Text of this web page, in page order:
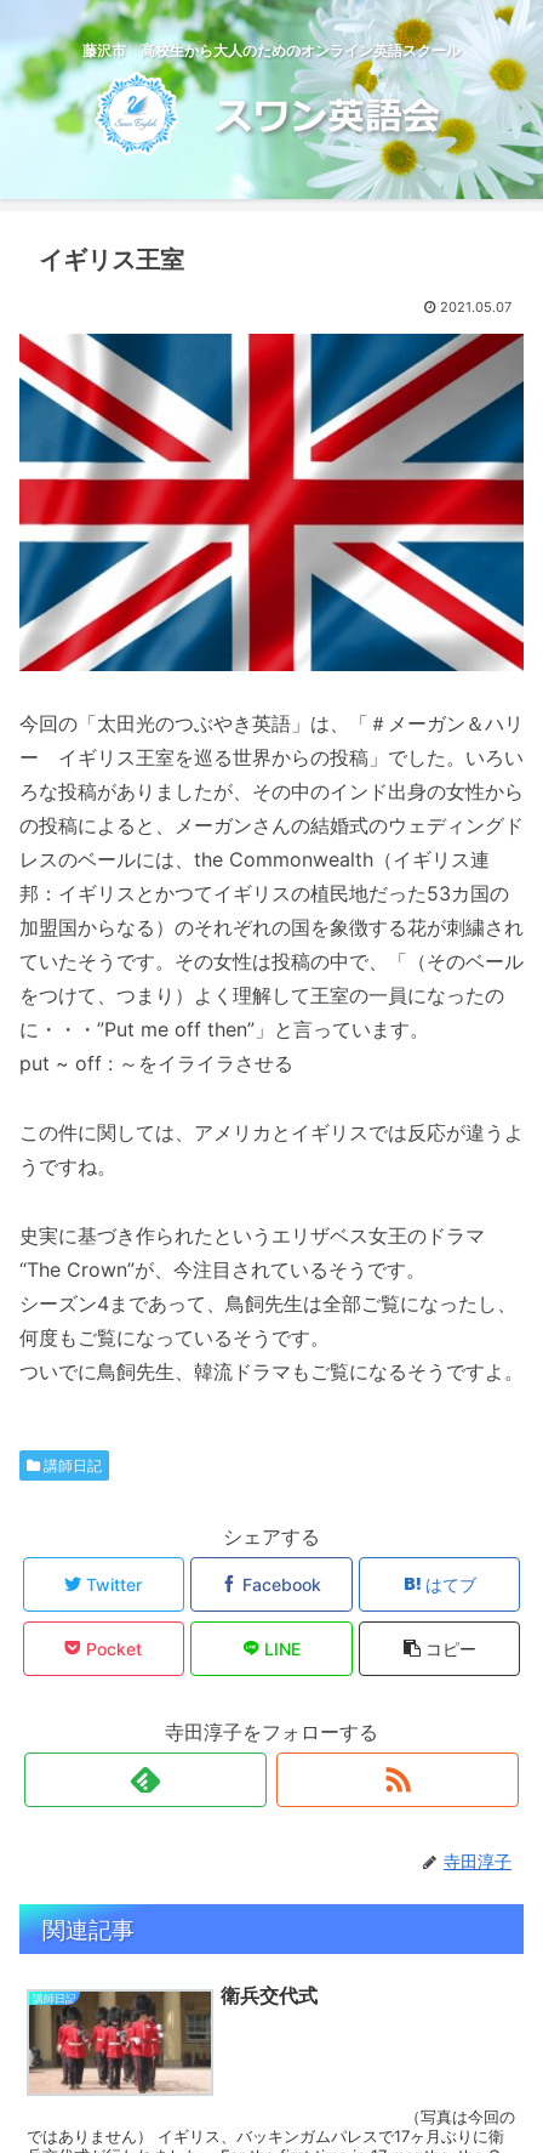
藤沢市 高校生から大人のためのオンライン英語スクール
イギリス王室
2021.05.07
今回の「太田光のつぶやき英語」は、「＃メーガン＆ハリ
ー イギリス王室を巡る世界からの投稿」でした。いろい
ろな投稿がありましたが、その中のインド出身の女性から
の投稿によると、メーガンさんの結婚式のウェディングド
レスのベールには、the Commonwealth（イギリス連
邦：イギリスとかつてイギリスの植民地だった53カ国の
加盟国からなる）のそれぞれの国を象徴する花が刺繍され
ていたそうです。その女性は投稿の中で、「（そのベール
をつけて、つまり）よく理解して王室の一員になったの
に・・・”Put me off then”」と言っています。
put ~ off : ～をイライラさせる
この件に関しては、アメリカとイギリスでは反応が違うよ
うですね。
史実に基づき作られたというエリザベス女王のドラマ
“The Crown”が、今注目されているそうです。
シーズン4まであって、鳥飼先生は全部ご覧になったし、
何度もご覧になっているそうです。
ついでに鳥飼先生、韓流ドラマもご覧になるそうですよ。
講師日記
シェアする
Twitter Facebook はてブ
Pocket LINE コピー
寺田淳子をフォローする
寺田淳子
関連記事
講師日記 衛兵交代式
（写真は今回の
ではありません） イギリス、バッキンガムパレスで17ヶ月ぶりに衛